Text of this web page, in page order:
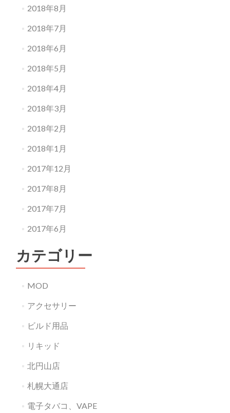
2018年8月
2018年7月
2018年6月
2018年5月
2018年4月
2018年3月
2018年2月
2018年1月
2017年12月
2017年8月
2017年7月
2017年6月
カテゴリー
MOD
アクセサリー
ビルド用品
リキッド
北円山店
札幌大通店
電子タバコ、VAPE